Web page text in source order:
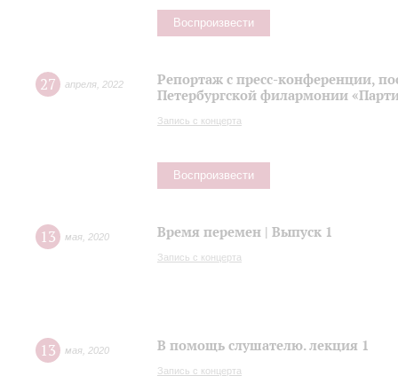
Воспроизвести
27 апреля 2022
Репортаж с пресс-конференции,
Петербургской филармонии
Запись с концерта
Воспроизвести
13 мая 2020 Время перемен | Выпуск 1
Запись с концерта
13 мая 2020 В помощь слушателю. лекция 1
Запись с концерта